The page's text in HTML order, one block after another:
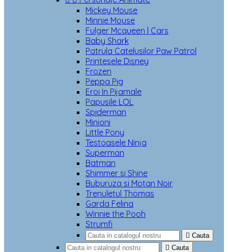
Mickey Mouse
Minnie Mouse
Fulger Mcqueen | Cars
Baby Shark
Patrula Catelusilor Paw Patrol
Printesele Disney
Frozen
Peppa Pig
Eroi In Pijamale
Papusile LOL
Spiderman
Minioni
Little Pony
Testoasele Ninja
Superman
Batman
Shimmer si Shine
Buburuza si Motan Noir
Trenuletul Thomas
Garda Felina
Winnie the Pooh
Strumfi
 Cauta
 Cauta